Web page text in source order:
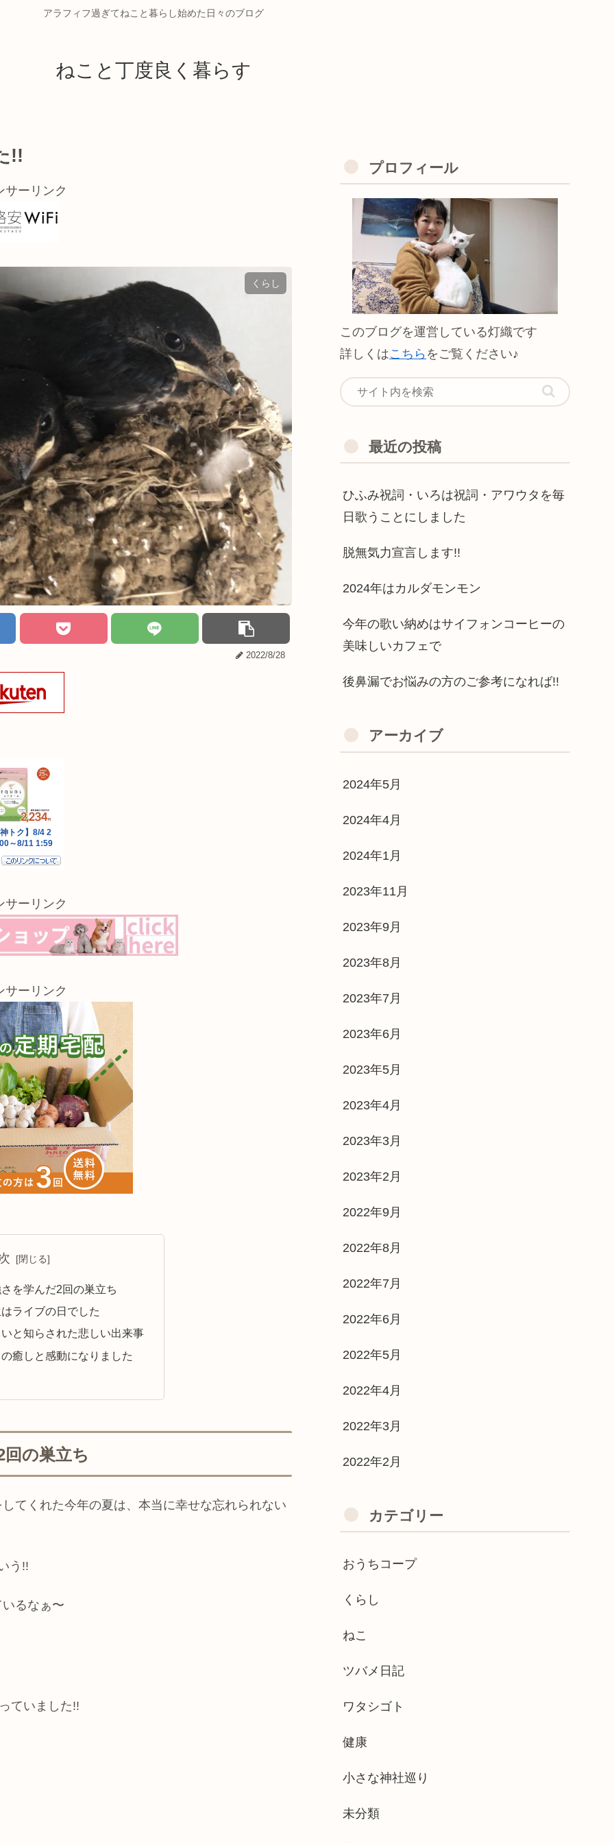
アラフィフ過ぎてねこと暮らし始めた日々のブログ
ねこと丁度良く暮らす
!!
サーリンク
くらし
2022/8/28
サーリンク
サーリンク
を学んだ2回の巣立ち
ライブの日でした
と知らされた悲しい出来事
癒しと感動になりました
の巣立ち
てくれた今年の夏は、本当に幸せな忘れられない
う!!
るなぁ〜
ていました!!
プロフィール
このブログを運営している灯織です
詳しくはこちら をご覧ください♪
最近の投稿
ひふみ祝詞・いろは祝詞・アワウタを毎
日歌うことにしました
脱無気力宣言します!!
2024年はカルダモンモン
今年の歌い納めはサイフォンコーヒーの
美味しいカフェで
後鼻漏でお悩みの方のご参考になれば!!
アーカイブ
2024年5月
2024年4月
2024年1月
2023年11月
2023年9月
2023年8月
2023年7月
2023年6月
2023年5月
2023年4月
2023年3月
2023年2月
2022年9月
2022年8月
2022年7月
2022年6月
2022年5月
2022年4月
2022年3月
2022年2月
カテゴリー
おうちコープ
くらし
ねこ
ツバメ日記
ワタシゴト
健康
小さな神社巡り
未分類